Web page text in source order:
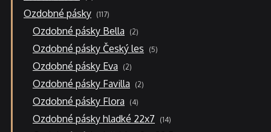
Ozdobné pásky 117117
produktů
Ozdobné pásky Bella 22
produkty
Ozdobné pásky Český les 55
produktů
Ozdobné pásky Eva 22
produkty
Ozdobné pásky Favilla 22
produkty
Ozdobné pásky Flora 44
produkty
Ozdobné pásky hladké 22x7 1414
produktů